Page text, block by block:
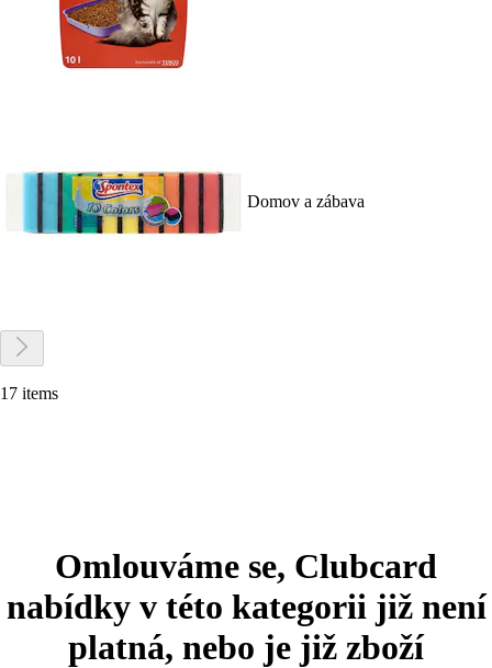
Domov a zábava
17 items
Omlouváme se, Clubcard
nabídky v této kategorii již není
platná, nebo je již zboží